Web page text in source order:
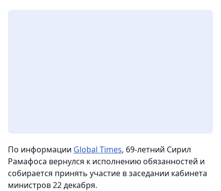
По информации Global Times, 69-летний Сирил
Рамафоса вернулся к исполнению обязанностей и
собирается принять участие в заседании кабинета
министров 22 декабря.